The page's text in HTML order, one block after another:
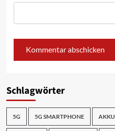
Schlagwörter
5G 5G SMARTPHONE AKKU